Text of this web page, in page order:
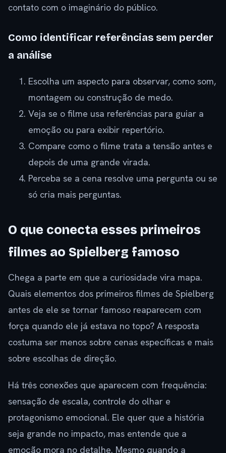
contato com o imaginário do público.
Como identificar referências sem perder
a análise
Escolha um aspecto para observar, como som,
montagem ou construção de medo.
Veja se o filme usa referências para guiar a
emoção ou para exibir repertório.
Compare como o filme trata a tensão antes e
depois de uma grande virada.
Perceba se a cena resolve uma pergunta ou se
só cria mais perguntas.
O que conecta esses primeiros
filmes ao Spielberg famoso
Chega a parte em que a curiosidade vira mapa.
Quais elementos dos primeiros filmes de Spielberg
antes de ele se tornar famoso reaparecem com
força quando ele já estava no topo? A resposta
costuma ser menos sobre cenas específicas e mais
sobre escolhas de direção.
Há três conexões que aparecem com frequência:
sensação de escala, controle do olhar e
protagonismo emocional. Ele quer que a história
seja grande no impacto, mas entende que a
emoção mora no detalhe. Mesmo quando a